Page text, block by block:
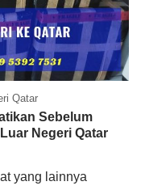
Qatar
Sebelum
Negeri Qatar
yang lainnya